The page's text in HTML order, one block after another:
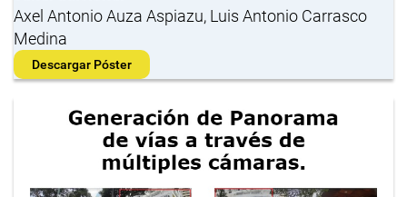
Axel Antonio Auza Aspiazu, Luis Antonio Carrasco
Medina
Descargar Póster